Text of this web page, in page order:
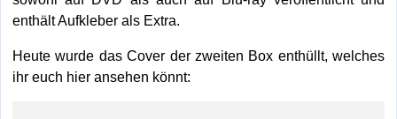
enthält Aufkleber als Extra.
Heute wurde das Cover der zweiten Box enthüllt, welches
ihr euch hier ansehen könnt: